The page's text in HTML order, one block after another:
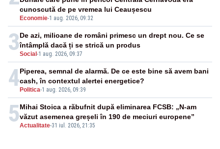
Economie-1 aug. 2026, 09:32
cunoscută de pe vremea lui Ceaușescu
3Social -1 aug. 2026, 09:37
De azi, milioane de români primesc un drept nou. Ce se
întâmplă dacă ți se strică un produs
4 Politica-1 aug. 2026, 09:39
Piperea, semnal de alarmă. De ce este bine să avem bani
cash, în contextul alertei energetice?
5Actualitate-31 iul. 2026, 21:35
Mihai Stoica a răbufnit după eliminarea FCSB: „N-am
văzut asemenea greșeli în 190 de meciuri europene”